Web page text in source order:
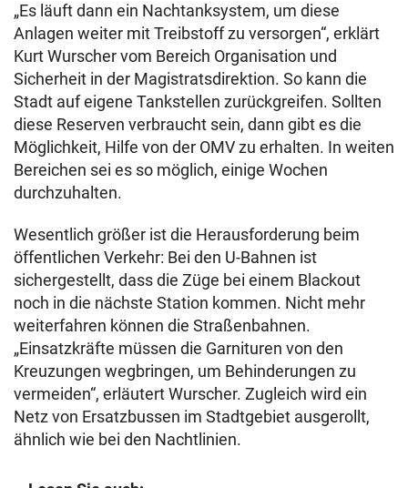
„Es läuft dann ein Nachtanksystem, um diese
Anlagen weiter mit Treibstoff zu versorgen“, erklärt
Kurt Wurscher vom Bereich Organisation und
Sicherheit in der Magistratsdirektion. So kann die
Stadt auf eigene Tankstellen zurückgreifen. Sollten
diese Reserven verbraucht sein, dann gibt es die
Möglichkeit, Hilfe von der OMV zu erhalten. In weiten
Bereichen sei es so möglich, einige Wochen
durchzuhalten.
Wesentlich größer ist die Herausforderung beim
öffentlichen Verkehr: Bei den U-Bahnen ist
sichergestellt, dass die Züge bei einem Blackout
noch in die nächste Station kommen. Nicht mehr
weiterfahren können die Straßenbahnen.
„Einsatzkräfte müssen die Garnituren von den
Kreuzungen wegbringen, um Behinderungen zu
vermeiden“, erläutert Wurscher. Zugleich wird ein
Netz von Ersatzbussen im Stadtgebiet ausgerollt,
ähnlich wie bei den Nachtlinien.